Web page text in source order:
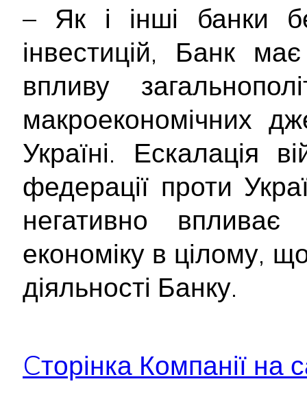
– Як і інші банки
інвестицій, Банк
впливу
макроекономічних
Україні. Ескалація
федерації проти
негативно
економіку в цілому,
діяльності Банку.
Cторінка Компанії на